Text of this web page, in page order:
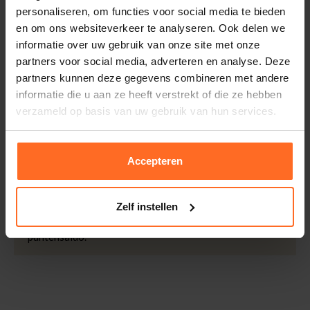
personaliseren, om functies voor social media te bieden
en om ons websiteverkeer te analyseren. Ook delen we
informatie over uw gebruik van onze site met onze
partners voor social media, adverteren en analyse. Deze
partners kunnen deze gegevens combineren met andere
informatie die u aan ze heeft verstrekt of die ze hebben
verzameld op basis van uw gebruik van hun services.
Accepteren
Zelf instellen
Kleur
Taupe
64% PES, 34% VI, 2% EA
Afmetingen
Indy is 175cm lang en
draagt maat S
Retourneren
Binnen 30 dagen eenvoudig retourneren via DHL voor
slechts € 4,95 of op eigen kosten via PostNL. In de
Bomont winkels kunt u ook gratis retourneren.
één van de vele betaalopties.
Besteed € 100,- binnen een half jaar en krijg € 5,- retour
in de vorm van een waardecheque. Log in je account en
puntensaldo.